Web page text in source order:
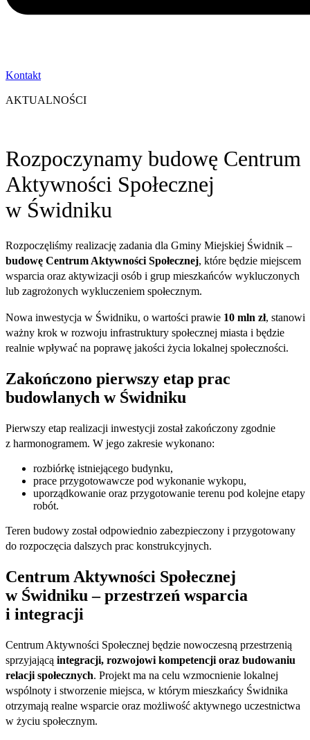
Kontakt
AKTUALNOŚCI
Rozpoczynamy budowę Centrum
Aktywności Społecznej
w Świdniku
Rozpoczęliśmy realizację zadania dla Gminy Miejskiej Świdnik –
budowę Centrum Aktywności Społecznej, które będzie miejscem
wsparcia oraz aktywizacji osób i grup mieszkańców wykluczonych
lub zagrożonych wykluczeniem społecznym.
Nowa inwestycja w Świdniku, o wartości prawie 10 mln zł, stanowi
ważny krok w rozwoju infrastruktury społecznej miasta i będzie
realnie wpływać na poprawę jakości życia lokalnej społeczności.
Zakończono pierwszy etap prac
budowlanych w Świdniku
Pierwszy etap realizacji inwestycji został zakończony zgodnie
z harmonogramem. W jego zakresie wykonano:
rozbiórkę istniejącego budynku,
prace przygotowawcze pod wykonanie wykopu,
uporządkowanie oraz przygotowanie terenu pod kolejne etapy
robót.
Teren budowy został odpowiednio zabezpieczony i przygotowany
do rozpoczęcia dalszych prac konstrukcyjnych.
Centrum Aktywności Społecznej
w Świdniku – przestrzeń wsparcia
i integracji
Centrum Aktywności Społecznej będzie nowoczesną przestrzenią
sprzyjającą integracji, rozwojowi kompetencji oraz budowaniu
relacji społecznych. Projekt ma na celu wzmocnienie lokalnej
wspólnoty i stworzenie miejsca, w którym mieszkańcy Świdnika
otrzymają realne wsparcie oraz możliwość aktywnego uczestnictwa
w życiu społecznym.